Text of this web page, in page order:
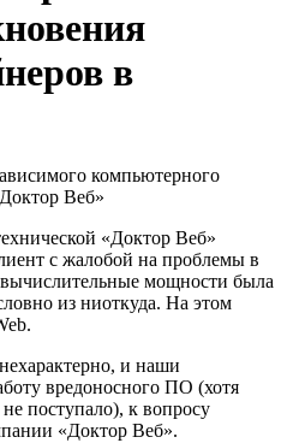
в
компьютерного
Веб»
«Доктор Веб»
с жалобой на проблемы в
вычислительные мощности была
из ниоткуда. На этом
и наши
вредоносного ПО (хотя
поступало), к вопросу
«Доктор Веб».